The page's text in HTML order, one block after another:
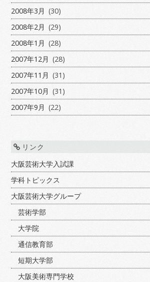
2008年3月 (30)
2008年2月 (29)
2008年1月 (28)
2007年12月 (28)
2007年11月 (31)
2007年10月 (31)
2007年9月 (22)
リンク
大阪芸術大学入試課
学科トピックス
大阪芸術大学グループ
芸術学部
大学院
通信教育部
短期大学部
大阪美術専門学校